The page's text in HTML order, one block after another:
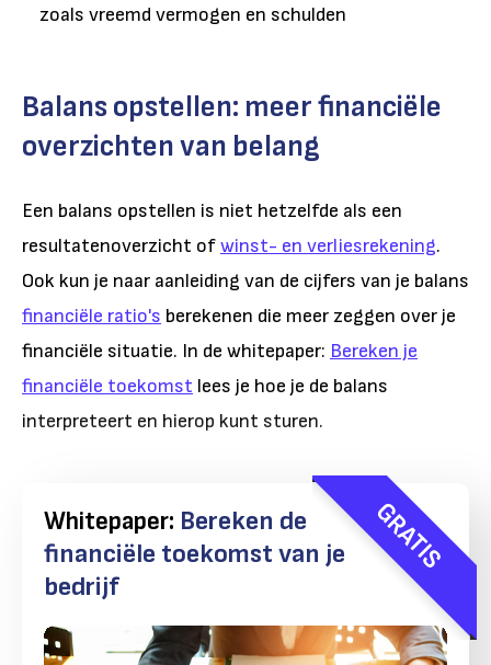
zoals vreemd vermogen en schulden
Balans opstellen: meer financiële
overzichten van belang
Een balans opstellen is niet hetzelfde als een
resultatenoverzicht ofwinst- en verliesrekening.
Ook kun je naar aanleiding van de cijfers van je balans
financiële ratio's berekenen die meer zeggen over je
financiële situatie. In de whitepaper: Bereken je
financiële toekomst lees je hoe je de balans
interpreteert en hierop kunt sturen.
Whitepaper: Bereken de
financiële toekomst van je
bedrijf
GRATIS